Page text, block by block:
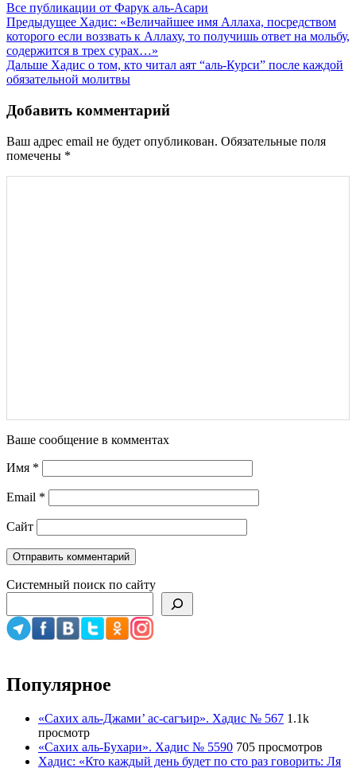
Все публикации от Фарук аль-Асари
Навигация
по
записям
Предыдущее Хадис: «Величайшее имя Аллаха, посредством
которого если воззвать к Аллаху, то получишь ответ на мольбу,
содержится в трех сурах…»
Дальше Хадис о том, кто читал аят “аль-Курси” после каждой
обязательной молитвы
Добавить комментарий
Ваш адрес email не будет опубликован. Обязательные поля
помечены *
Ваше сообщение в комментах
Имя *
Email *
Сайт
Системный поиск по сайту
Популярное
«Сахих аль-Джами’ ас-сагъир». Хадис № 567 1.1k
просмотр
«Сахих аль-Бухари». Хадис № 5590 705 просмотров
Хадис: «Кто каждый день будет по сто раз говорить: Ля